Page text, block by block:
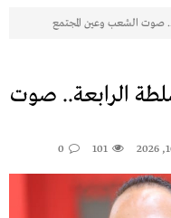
صوت الشعب وعين المجتمع
الرابعة.. صوت
101
0